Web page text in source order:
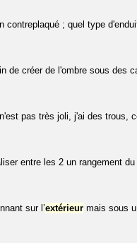
contreplaqué ; quel type
de créer de l'ombre sous des
pas très joli, j'ai des trous,
entre les 2 un rangement
sur l’extérieur mais sous